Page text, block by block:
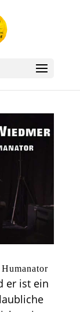
er ist ein